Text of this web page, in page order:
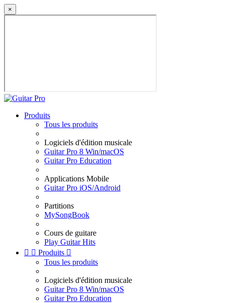
×
Produits
Tous les produits
Logiciels d'édition musicale
Guitar Pro 8 Win/macOS
Guitar Pro Education
Applications Mobile
Guitar Pro iOS/Android
Partitions
MySongBook
Cours de guitare
Play Guitar Hits
  Produits 
Tous les produits
Logiciels d'édition musicale
Guitar Pro 8 Win/macOS
Guitar Pro Education